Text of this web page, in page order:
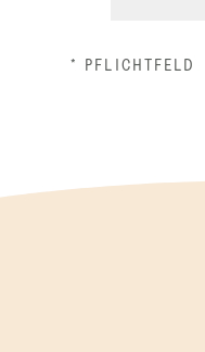
* PFLICHTFELD